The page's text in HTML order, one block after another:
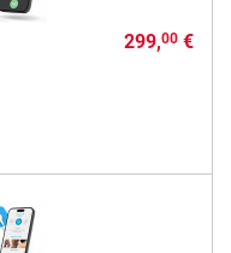
299,00€